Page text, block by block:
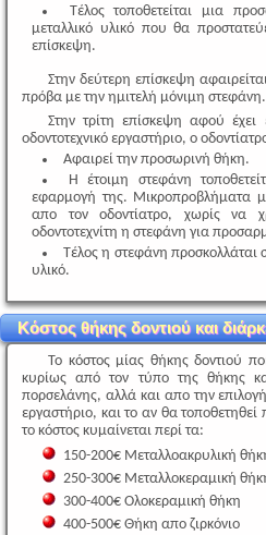
Τέλος τοποθετείται μια
μεταλλικό υλικό που θα
επίσκεψη.
Στην δεύτερη επίσκεψη
πρόβα με την ημιτελή μόνιμη στεφάνη.
Στην τρίτη επίσκεψη αφού
οδοντοτεχνικό εργαστήριο, ο
Αφαιρεί την προσωρινή θήκη.
Η έτοιμη στεφάνη
εφαρμογή της. Μικροπροβλήματα
απο τον οδοντίατρο, χωρίς να
οδοντοτεχνίτη η στεφάνη για
Τέλος η στεφάνη προσκολλάται
υλικό.
Κόστος θήκης δοντιού και
Το κόστος μίας θήκης δοντιού
κυρίως από τον τύπο της θήκης
πορσελάνης, αλλά και απο την
εργαστήριο, και το αν θα
το κόστος κυμαίνεται περί τα:
150-200€ Μεταλλοακρυλική
250-300€ Μεταλλοκεραμική
300-400€ Ολοκεραμική θήκη
400-500€ Θήκη απο ζιρκόνιο